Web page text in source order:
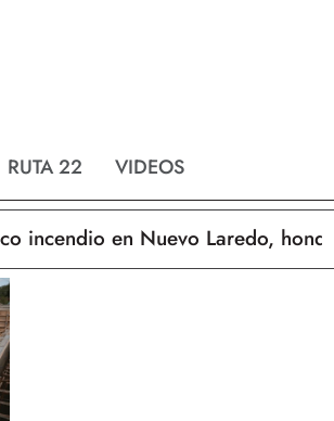
RUTA 22 VIDEOS
en Nuevo Laredo,